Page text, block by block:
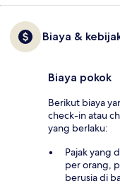
Biaya &
Biaya pokok
Berikut biaya
check-in atau
yang berlaku:
Pajak yang
per orang,
berusia di